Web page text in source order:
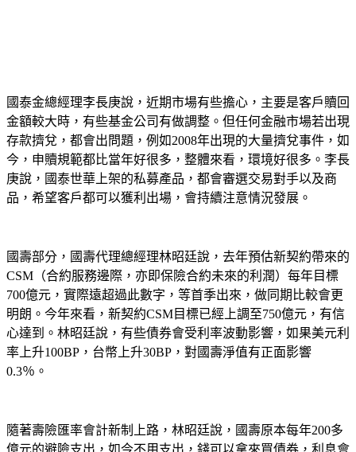
國泰金總經理李長庚說，近期市場有些擔心，主要是客戶贖回
金額較大時，有些基金公司有做調整。但任何金融市場若出現
存款擠兌，都會出問題，例如2008年出現的大量擠兌事件，如
今，申贖規範都比當年好很多，整體來看，環境好很多。李長
庚說，國泰世華上架的私募產品，都會審選交易對手以及商
品，希望客戶都可以獲利出場，會持續注意情況發展。
國壽部分，國壽代理總經理林昭廷說，去年預估新契約帶來的
CSM（合約服務邊際，亦即保險合約未來的利潤）每年目標
700億元，實際遠超過此數字，等首季出來，做同期比較會更
明朗。今年來看，新契約CSM目標已經上調至750億元，有信
心達到。林昭廷說，有些債券會受利率波動影響，如果美元利
率上升100BP，台幣上升30BP，對國壽淨值有正面影響
0.3％。
隨著壽險匯率會計新制上路，林昭廷說，國壽原本每年200多